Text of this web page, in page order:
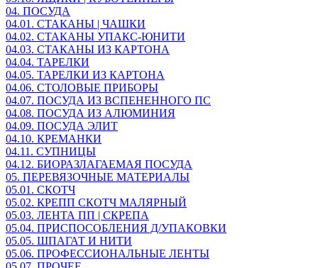
04. ПОСУДА
04.01. СТАКАНЫ | ЧАШКИ
04.02. СТАКАНЫ УПАКС-ЮНИТИ
04.03. СТАКАНЫ ИЗ КАРТОНА
04.04. ТАРЕЛКИ
04.05. ТАРЕЛКИ ИЗ КАРТОНА
04.06. СТОЛОВЫЕ ПРИБОРЫ
04.07. ПОСУДА ИЗ ВСПЕНЕННОГО ПС
04.08. ПОСУДА ИЗ АЛЮМИНИЯ
04.09. ПОСУДА ЭЛИТ
04.10. КРЕМАНКИ
04.11. СУПНИЦЫ
04.12. БИОРАЗЛАГАЕМАЯ ПОСУДА
05. ПЕРЕВЯЗОЧНЫЕ МАТЕРИАЛЫ
05.01. СКОТЧ
05.02. КРЕПП СКОТЧ МАЛЯРНЫЙ
05.03. ЛЕНТА ПП | СКРЕПА
05.04. ПРИСПОСОБЛЕНИЯ Д/УПАКОВКИ
05.05. ШПАГАТ И НИТИ
05.06. ПРОФЕССИОНАЛЬНЫЕ ЛЕНТЫ